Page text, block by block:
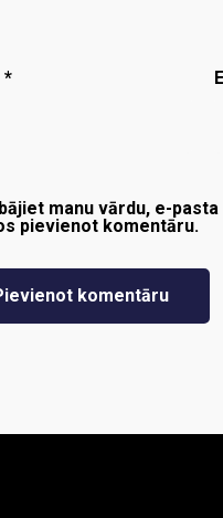
*
manu vārdu, e-
pievienot komentāru.